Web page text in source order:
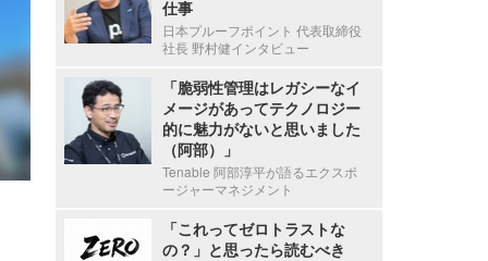
仕事
日本プルーフポイント 代表取締役
社長 野村健インタビュー
「脆弱性管理はレガシーなイ
メージがあってテクノロジー
的に魅力がないと思いました
（阿部）」
Tenable 阿部淳平が語るエクスポ
ージャーマネジメント
「これってゼロトラストな
の？」と思ったら読むべき